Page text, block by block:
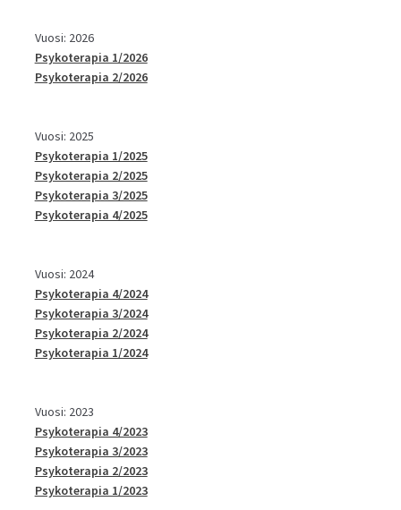
Vuosi: 2026
Psykoterapia 1/2026
Psykoterapia 2/2026
Vuosi: 2025
Psykoterapia 1/2025
Psykoterapia 2/2025
Psykoterapia 3/2025
Psykoterapia 4/2025
Vuosi: 2024
Psykoterapia 4/2024
Psykoterapia 3/2024
Psykoterapia 2/2024
Psykoterapia 1/2024
Vuosi: 2023
Psykoterapia 4/2023
Psykoterapia 3/2023
Psykoterapia 2/2023
Psykoterapia 1/2023